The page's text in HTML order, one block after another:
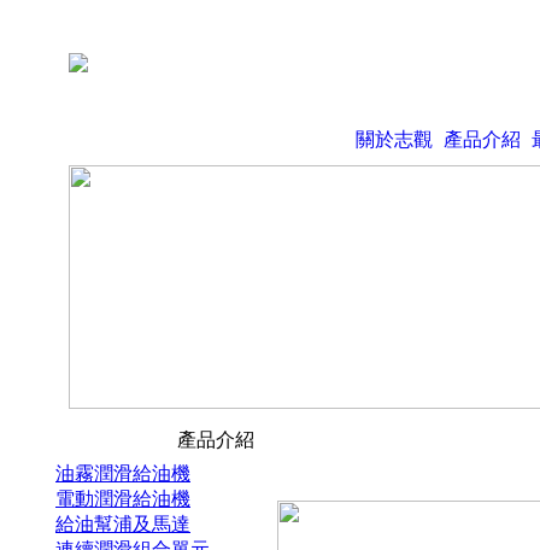
關於志觀 產品介紹
產品介紹
油霧潤滑給油機
電動潤滑給油機
給油幫浦及馬達